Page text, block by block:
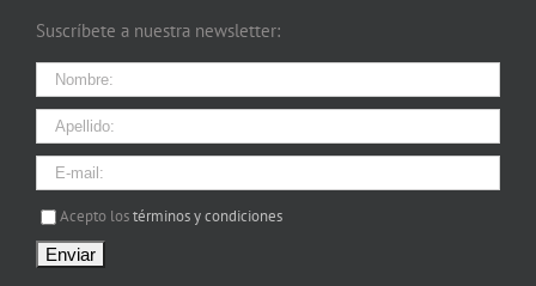
Suscríbete a nuestra newsletter:
Acepto lostérminos y condiciones